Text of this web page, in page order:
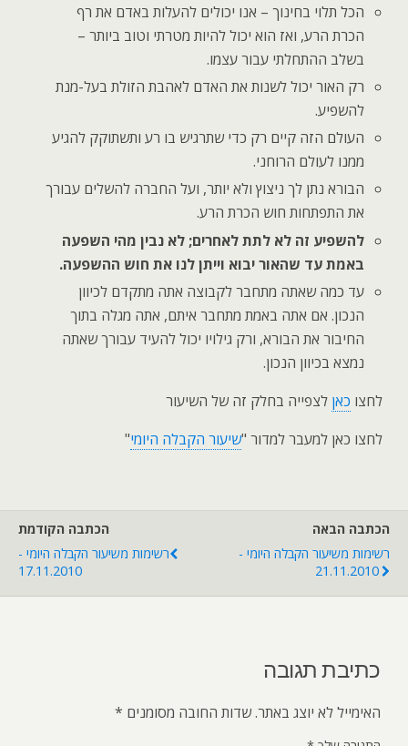
הכל תלוי בחינוך – אנו יכולים להעלות באדם את רף
הכרת הרע, ואז הוא יכול להיות מטרתי וטוב ביותר –
בשלב ההתחלתי עבור עצמו.
רק האור יכול לשנות את האדם לאהבת הזולת בעל-מנת
להשפיע.
העולם הזה קיים רק כדי שתרגיש בו רע ותשתוקק להגיע
ממנו לעולם הרוחני.
הבורא נתן לך ניצוץ ולא יותר, ועל החברה להשלים עבורך
את התפתחות חוש הכרת הרע.
להשפיע זה לא לתת לאחרים; לא נבין מהי השפעה
באמת עד שהאור יבוא וייתן לנו את חוש ההשפעה.
עד כמה שאתה מתחבר לקבוצה אתה מתקדם לכיוון
הנכון. אם אתה באמת מתחבר איתם, אתה מגלה בתוך
החיבור את הבורא, ורק גילויו יכול להעיד עבורך שאתה
נמצא בכיוון הנכון.
לחצו כאן לצפייה בחלק זה של השיעור
לחצו כאן למעבר למדור "שיעור הקבלה היומי"
הכתבה הקודמת
רשימות משיעור הקבלה היומי -
17.11.2010
הכתבה הבאה
רשימות משיעור הקבלה היומי -
21.11.2010
כתיבת תגובה
האימייל לא יוצג באתר.שדות החובה מסומנים *